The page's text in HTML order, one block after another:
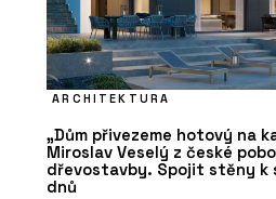
ARCHITEKTURA
„Dům přivezeme hotový na
Miroslav Veselý z české
dřevostavby. Spojit stěny k
dnů